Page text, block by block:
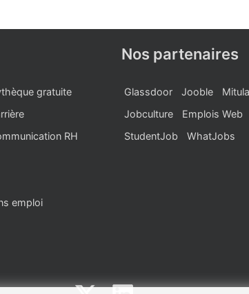
gratuite
RH
emploi
Nos partenaires
Glassdoor Jooble Mitula
Jobculture
Emplois Web
StudentJob
WhatJobs